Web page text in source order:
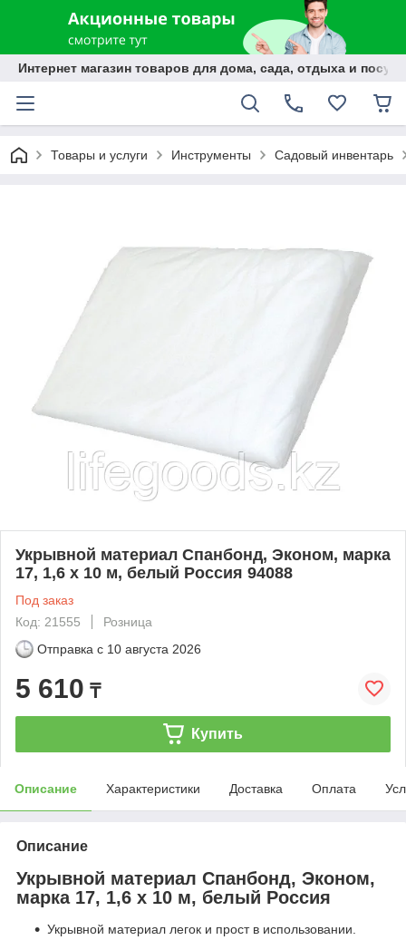
Интернет магазин товаров для дома, сада, отдыха и
Товары и услуги Инструменты Садовый инвентарь
Укрывной материал Спанбонд, Эконом, марка
17, 1,6 х 10 м, белый Россия 94088
Под заказ
Код: 21555
Розница
Отправка с 10 августа 2026
5 610 ₸
Купить
Описание Характеристики Доставка Оплата
Описание
Укрывной материал Спанбонд, Эконом,
марка 17, 1,6 х 10 м, белый Россия
Укрывной материал легок и прост в использовании.